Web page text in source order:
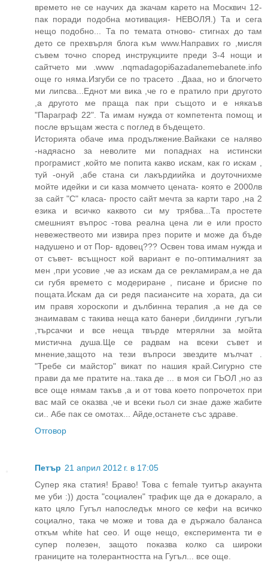
времето не се научих да зкачам карето на Москвич 12-
пак поради подобна мотивация- НЕВОЛЯ.) Та и сега
нещо подобно... Та по темата отново- стигнах до там
дето се прехвърля блога към www.Направих го ,мисля
съвем точно според инструкциите преди 3-4 нощи и
сайтчето ми .www .nqmadagopi6azadanemebanete.info
още го няма.Изгуби се по трасето ..Дааа, но и блогчето
ми липсва...Еднот ми вика ,че го е пратило при другото
,а другото ме праща пак при същото и е някаъв
"Параграф 22". Та имам нужда от компетента помощ и
после връщам жеста с поглед в бъдещето.
Историята обаче има продължение.Вайкаки се наляво
-надяасно за неволите ми попаднах на истински
програмист ,който ме попита какво искам, как го искам ,
туй -онуй ,абе стана си лакърдиийка и доуточнихме
мойте идейки и си каза момчето цената- която е 2000лв
за сайт "С" класа- просто сайт мечта за карти таро ,на 2
езика и всичко каквото си му трябва...Та простете
смешният въпрос -това реална цена ли е или просто
невежествеото ми извира през порите и може да бъде
надушено и от Пор- вдовец??? Освен това имам нужда и
от съвет- всъщност кой вариант е по-оптималният за
мен ,при усовие ,че аз искам да се рекламирам,а не да
си губя времето с модериране , писане и брисне по
пощата.Искам да си редя пасиансите на хората, да си
им правя хороскопи и дълбинна терапия ,а не да се
знаимавам с такива неща като банери ,билдинги ,гугъли
,търсачки и все неща твърде мтерялни за мойта
мистична душа.Ще се радвам на всеки съвет и
мнение,защото на тези въпроси звездите мълчат .
"Требе си майстор" викат по нашия край.Сигурно сте
прави да ме пратите на..така де ... в моя си ГЬОЛ ,но аз
все още нямам такъв ,а и от това което попрочетох при
вас май се оказва ,че и всеки гьол си знае даже жабите
си.. Абе пак се омотах... Айде,останете със здраве.
Отговор
Петър 21 април 2012 г. в 17:05
Супер яка статия! Браво! Това с female туитър акаунта
ме уби :)) доста "социален" трафик ще да е докарало, а
като цяло Гугъл напоследък много се кефи на всичко
социално, така че може и това да е държало баланса
откъм white hat сео. И още нещо, експеримента ти е
супер полезен, защото показва колко са широки
границите на толерантността на Гугъл... все още.